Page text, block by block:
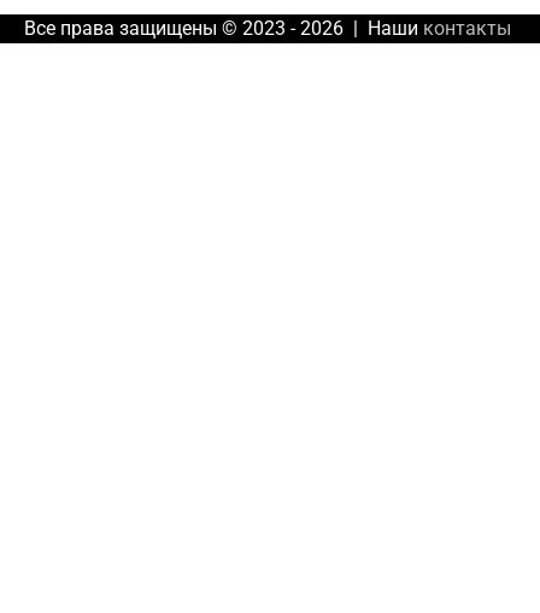
Все права защищены © 2023 - 2026 | Наши контакты